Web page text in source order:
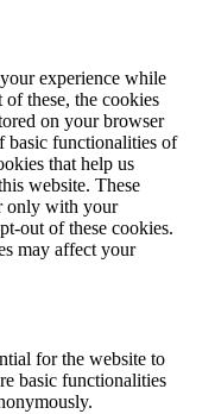
experience while
these, the cookies
on your browser
basic functionalities of
that help us
website. These
only with your
out of these cookies.
may affect your
for the website to
basic functionalities